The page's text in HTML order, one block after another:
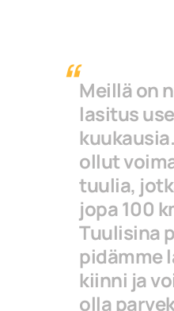
Meillä on
lasitus
ollut
tuulia,
jopa 100
Tuulisina
pidämme
kiinni ja
olla